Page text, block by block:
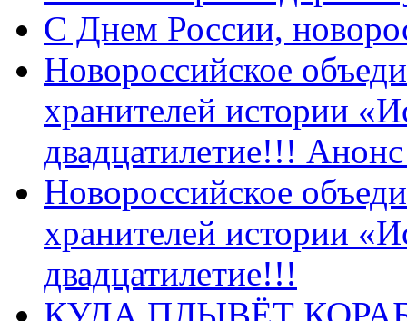
C Днем России,
Новороссийское
хранителей истории
двадцатилетие!!!
Новороссийское
хранителей истории
двадцатилетие!!!